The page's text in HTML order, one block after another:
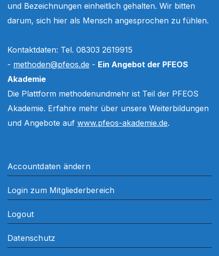
und Bezeichnungen einheitlich gehalten. Wir bitten
darum, sich hier als Mensch angesprochen zu fühlen.
Kontaktdaten: Tel. 08303 2619915
- methoden@pfeos.de - Ein Angebot der PFEOS
Akademie
Die Plattform methodenundmehr ist Teil der PFEOS
Akademie. Erfahre mehr über unsere Weiterbildungen
und Angebote auf www.pfeos-akademie.de.
Accountdaten ändern
Login zum Mitgliederbereich
Logout
Datenschutz